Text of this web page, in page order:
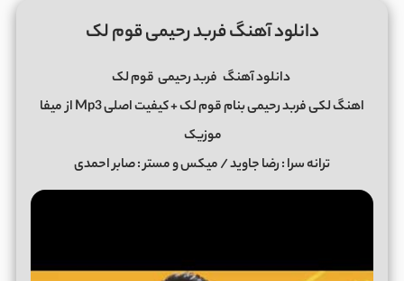
دانلود آهنگ فربد رحیمی قوم لک
دانلود آهنگ فربد رحیمی قوم لک
اهنگ لکی فربد رحیمی بنام قوم لک + کیفیت اصلی Mp3 از
میفا
موزیک
ترانه سرا : رضا جاوید / میکس و مستر : صابر احمدی